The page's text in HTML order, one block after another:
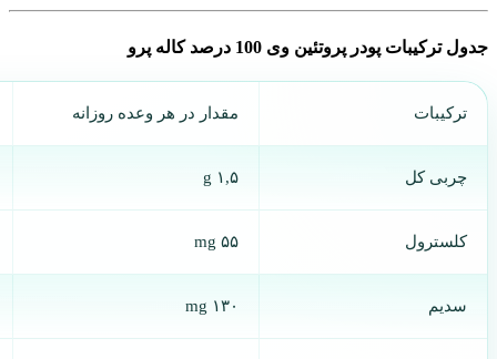
جدول ترکیبات پودر پروتئین وی 100 درصد کاله پرو
ترکیبات مقدار در هر وعده روزانه
چربی کل ۱,۵ g
کلسترول ۵۵ mg
سدیم ۱۳۰ mg